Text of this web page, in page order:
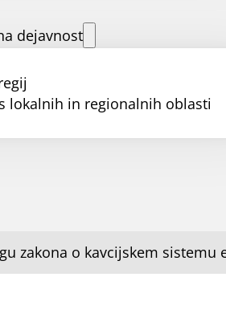
dejavnost
lokalnih in regionalnih oblasti
zakona o kavcijskem sistemu